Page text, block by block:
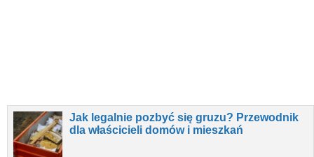
Jak legalnie pozbyć się gruzu? Przewodnik
dla właścicieli domów i mieszkań